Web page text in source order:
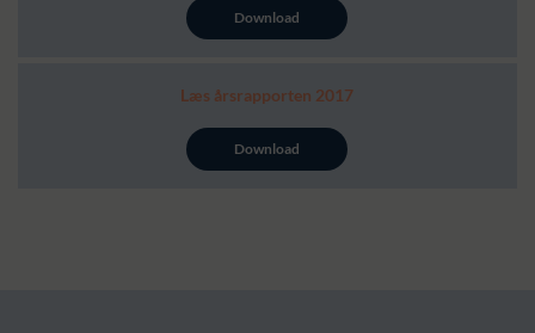
Download
Læs årsrapporten 2017
Download